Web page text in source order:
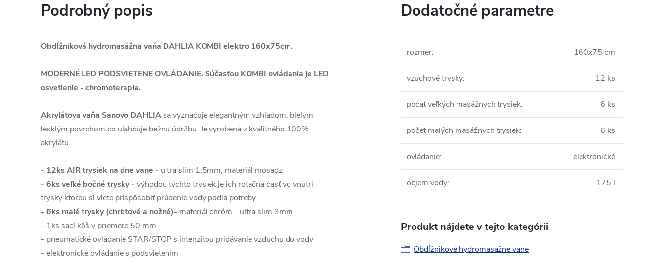
Podrobný popis
Obdĺžniková hydromasážna vaňa DAHLIA KOMBI elektro 160x75cm.
MODERNÉ LED PODSVIETENE OVLÁDANIE. Súčasťou KOMBI ovládania je LED
osvetlenie - chromoterapia.
Akrylátova vaňa Sanovo DAHLIA sa vyznačuje elegantným vzhľadom, bielym
lesklým povrchom čo uľahčuje bežnú údržbu. Je vyrobená z kvalitného 100%
akrylátu.
- 12ks AIR trysiek na dne vane - ultra slim 1,5mm, materiál mosadz
- 6ks veľké bočné trysky - výhodou týchto trysiek je ich rotačná časť vo vnútri
trysky ktorou si viete prispôsobiť prúdenie vody podľa potreby
- 6ks malé trysky (chrbtové a nožné)- materiál chróm - ultra slim 3mm
- 1ks sací kôš v priemere 50 mm
- pneumatické ovládanie STAR/STOP s intenzitou pridávanie vzduchu do vody
- elektronické ovládanie s podsvietenim
Dodatočné parametre
rozmer: 160x75 cm
vzuchové trysky: 12 ks
počat veľkých masážnych trysiek: 6 ks
počet malých masážnych trysiek: 6 ks
ovládanie: elektronické
objem vody: 175 l
Produkt nájdete v tejto kategórii
Obdĺžnikové hydromasážne vane